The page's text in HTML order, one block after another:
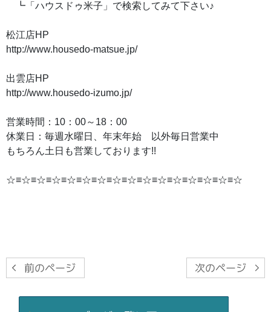
┗「ハウスドゥ米子」で検索してみて下さい♪
松江店HP
http://www.housedo-matsue.jp/
出雲店HP
http://www.housedo-izumo.jp/
営業時間：10：00～18：00
休業日：毎週水曜日、年末年始 以外毎日営業中
もちろん土日も営業しております!!
☆≡☆≡☆≡☆≡☆≡☆≡☆≡☆≡☆≡☆≡☆≡☆≡☆≡☆≡☆≡☆